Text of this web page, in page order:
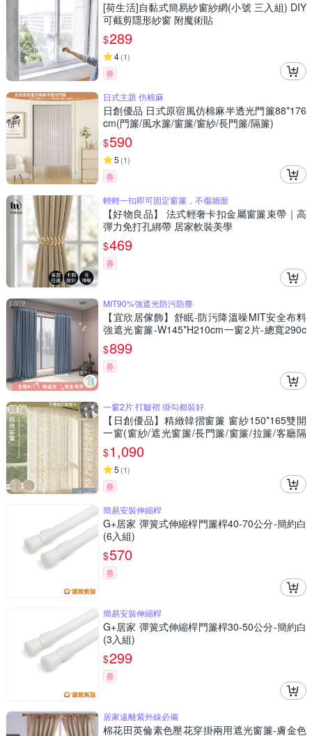
[荷生活]自黏式簡易紗窗紗網(小號 三入組) DIY
可截剪隱形紗窗 附魔術貼
$289
4(1)
券
日式主題 仿棉麻
日創優品 日式原宿風仿棉麻半透光門簾88*176
cm(門簾/風水簾/窗簾/窗紗/長門簾/隔簾)
$590
5 (1)
券
輕輕一扣即可固定窗簾，不傷牆面
【好物良品】 法式輕奢卡扣金屬窗簾束帶｜高
彈力免打孔綁帶 居家軟裝美學
$469
券
MIT90%強遮光防污防塵
【宜欣居傢飾】舒眠-防污降溫噪MIT安全布料
強遮光窗簾-W145*H210cm一窗2片-總寬290c
m(窗簾/拉簾/門簾/隔間/除舊佈新)
$899
券
一窗2片 打皺褶 掛勾都裝好
【日創優品】精緻韓摺窗簾 窗紗150*165雙開
一窗(窗紗/遮光窗簾/長門簾/窗簾/拉簾/客廳隔
簾)
$1,090
5 (1)
券
簡易安裝伸縮桿
G+居家 彈簧式伸縮桿門簾桿40-70公分-簡約白
(6入組)
$570
券
簡易安裝伸縮桿
G+居家 彈簧式伸縮桿門簾桿30-50公分-簡約白
(3入組)
$299
券
居家遠離紫外線必備
棉花田英倫素色壓花穿掛兩用遮光窗簾-膚金色